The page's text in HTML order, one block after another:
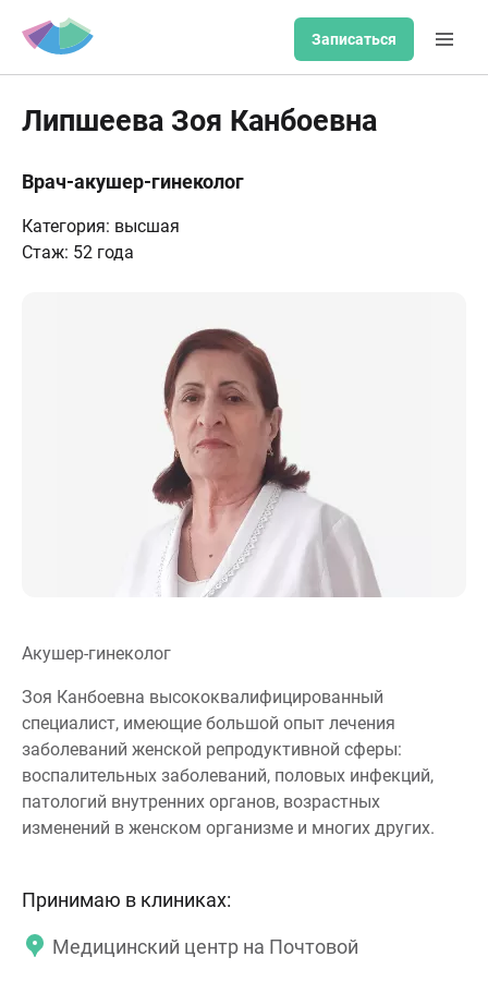
Записаться
Липшеева Зоя Канбоевна
Врач-акушер-гинеколог
Категория: высшая
Стаж: 52 года
Акушер-гинеколог
Зоя Канбоевна высококвалифицированный
специалист, имеющие большой опыт лечения
заболеваний женской репродуктивной сферы:
воспалительных заболеваний, половых инфекций,
патологий внутренних органов, возрастных
изменений в женском организме и многих других.
Принимаю в клиниках:
Медицинский центр на Почтовой